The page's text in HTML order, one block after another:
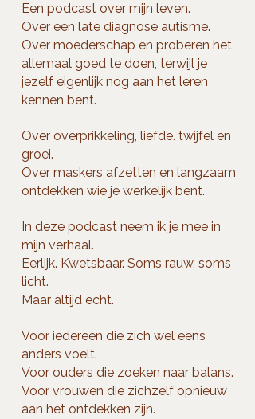
Een podcast over mijn leven.
Over een late diagnose autisme.
Over moederschap en proberen het
allemaal goed te doen, terwijl je
jezelf eigenlijk nog aan het leren
kennen bent.
Over overprikkeling, liefde. twijfel en
groei.
Over maskers afzetten en langzaam
ontdekken wie je werkelijk bent.
In deze podcast neem ik je mee in
mijn verhaal.
Eerlijk. Kwetsbaar. Soms rauw, soms
licht.
Maar altijd echt.
Voor iedereen die zich wel eens
anders voelt.
Voor ouders die zoeken naar balans.
Voor vrouwen die zichzelf opnieuw
aan het ontdekken zijn.